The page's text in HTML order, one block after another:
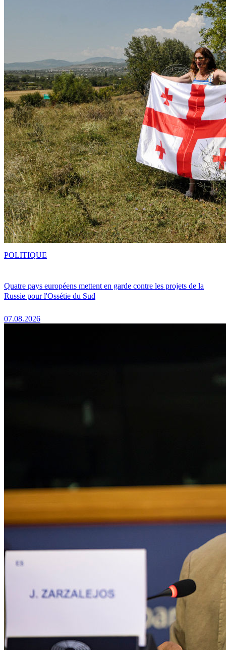
Quatre pays européens mettent en garde contre les projets de la
Russie pour l'Ossétie du Sud
07.08.2026
POLITIQUE